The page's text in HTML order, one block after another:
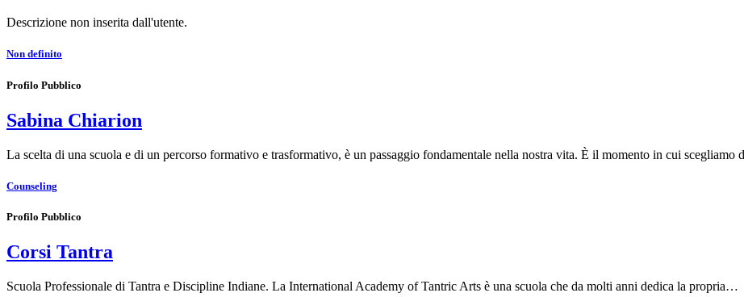
Descrizione non inserita dall'utente.
Non definito
Profilo Pubblico
Sabina Chiarion
La scelta di una scuola e di un percorso formativo e trasformativo, è un passaggio fondamentale nella nostra vita. È il momento in cui scegliamo
Counseling
Profilo Pubblico
Corsi Tantra
Scuola Professionale di Tantra e Discipline Indiane. La International Academy of Tantric Arts è una scuola che da molti anni dedica la propria…